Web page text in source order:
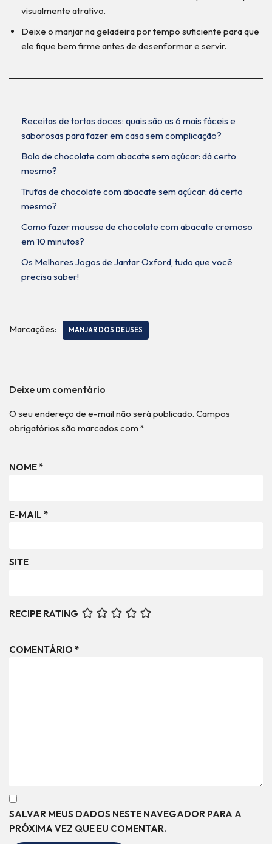
visualmente atrativo.
Deixe o manjar na geladeira por tempo suficiente para que
ele fique bem firme antes de desenformar e servir.
Receitas de tortas doces: quais são as 6 mais fáceis e
saborosas para fazer em casa sem complicação?
Bolo de chocolate com abacate sem açúcar: dá certo
mesmo?
Trufas de chocolate com abacate sem açúcar: dá certo
mesmo?
Como fazer mousse de chocolate com abacate cremoso
em 10 minutos?
Os Melhores Jogos de Jantar Oxford, tudo que você
precisa saber!
Marcações: MANJAR DOS DEUSES
Deixe um comentário
O seu endereço de e-mail não será publicado. Campos
obrigatórios são marcados com *
NOME*
E-MAIL *
SITE
RECIPE RATING
COMENTÁRIO *
SALVAR MEUS DADOS NESTE NAVEGADOR PARA A
PRÓXIMA VEZ QUE EU COMENTAR.